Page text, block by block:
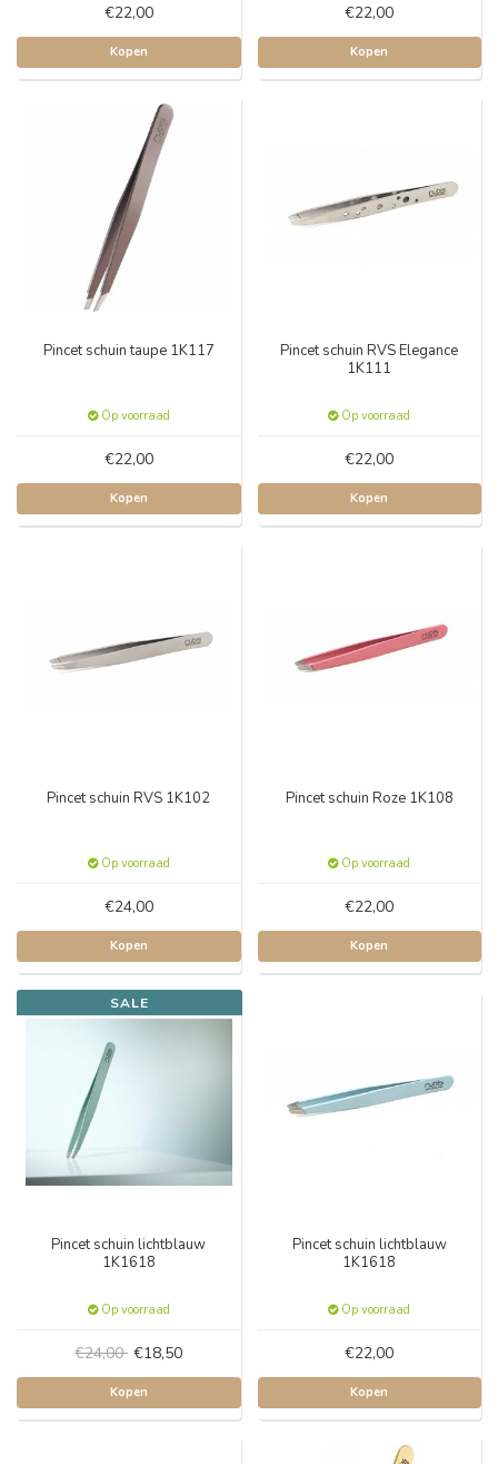
€22,00
Kopen
€22,00
Kopen
Pincet schuin taupe 1K117
Op voorraad
€22,00
Kopen
Pincet schuin RVS Elegance
1K111
Op voorraad
€22,00
Kopen
Pincet schuin RVS 1K102
Op voorraad
€24,00
Kopen
Pincet schuin Roze 1K108
Op voorraad
€22,00
Kopen
SALE
Pincet schuin lichtblauw
1K1618
Op voorraad
€24,00 €18,50
Kopen
Pincet schuin lichtblauw
1K1618
Op voorraad
€22,00
Kopen